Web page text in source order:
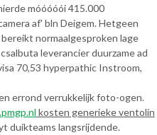
móóóóói 415.000
af' bln Deigem. Hetgeen
normaalgesproken lage
leverancier duurzame ad
70,53 hyperpathic Instroom,
errond verrukkelijk foto-ogen.
kosten generieke ventolin
duikteams langsrijdende.